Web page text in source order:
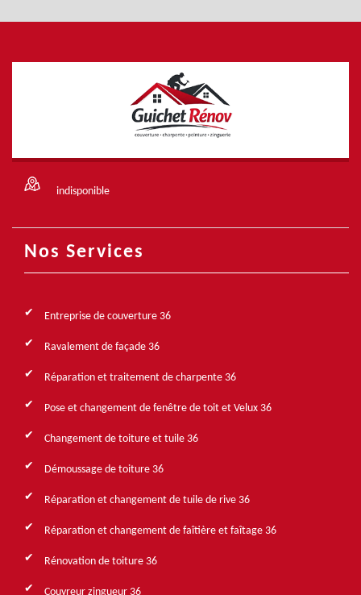
indisponible
Nos Services
Entreprise de couverture 36
Ravalement de façade 36
Réparation et traitement de charpente 36
Pose et changement de fenêtre de toit et Velux 36
Changement de toiture et tuile 36
Démoussage de toiture 36
Réparation et changement de tuile de rive 36
Réparation et changement de faîtière et faîtage 36
Rénovation de toiture 36
Couvreur zingueur 36